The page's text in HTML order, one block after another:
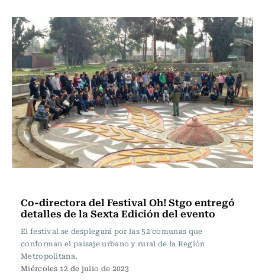
Co-directora del Festival Oh! Stgo entregó
detalles de la Sexta Edición del evento
El festival se desplegará por las 52 comunas que
conforman el paisaje urbano y rural de la Región
Metropolitana.
Miércoles 12 de julio de 2023